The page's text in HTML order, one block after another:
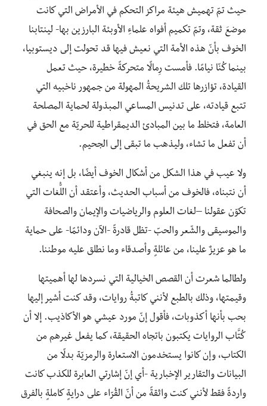
حيث تمّ تهميش هيئة مراكز التحكم في الأمراض التي كانت
موضعَ ثقة، وتمّ تكميم أفواه علماءِ الأوبئة البارزين بها- لينتابنا
الخوف بأنّ هذه الأمة التي نعيش فيها قد تحولت إلى ديستوبيا،
بينما كُنّا نيامًا. فأمست رِمالًا متحركةً خطيرة، حيث تعمل
القيادة، تؤازرها تلك الشريحةُ المهولة من جمهور ناخبيه التي
تتبع قيادته، على تدنيس المساعي المبذولة لحماية المصلحة
العامة، فتخلط ما بين المبادئ الديمقراطية للحريّة مع الحق في
أن تفعل ما تشاء، وليذهب ما تبقى إلى الجحيم.
ولا عيب في هذا الشكل من أشكال الخوف أيضًا، بل إنه ينبغي
أن نتبناه، فالخوف من أسباب الحديث، وأعتقد أن اللُّغات التي
تكوّن عقولنا –لغات العلوم والرياضيات والإيمان والصحافة
والموسيقى والشّعر والحبّ -تظل قادرةً -الآن ودائمًا- على حماية
ما هو عزيزٌ علينا، من عائلةٍ وأصدقاء وما نطلق عليه موطننا.
ولطالما شعرت أن القصص الخيالية التي نسردها لها أهميتها
وقيمتها، وذلك بالطبع لأنني كاتبةُ روايات، وقد كنت أشير إليها
بحب بأنها أكذوبات، فأقول إنّ مورد عيشي هو الأكاذيب. إلا أن
كُتَّاب الروايات يكتبون باتجاه الحقيقة، كما يفعل غيرهم من
الكتاب، وإن كانوا يستخدمون الاستعارة والرمزيّة بدلًا من
البيانات والتقارير الإخبارية -أي إنّ إشارتي العابرة للكذب كانت
واردةً فقط لأنني كنت واثقةً من أنّ القُرّاء على درايةٍ كاملةٍ بالفرق